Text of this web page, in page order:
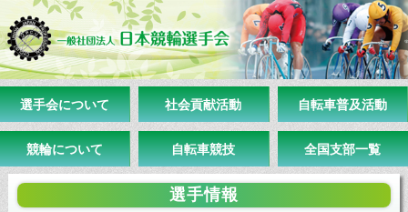
選手会について 社会貢献活動 自転車普及活動
競輪について 自転車競技 全国支部一覧
選手情報